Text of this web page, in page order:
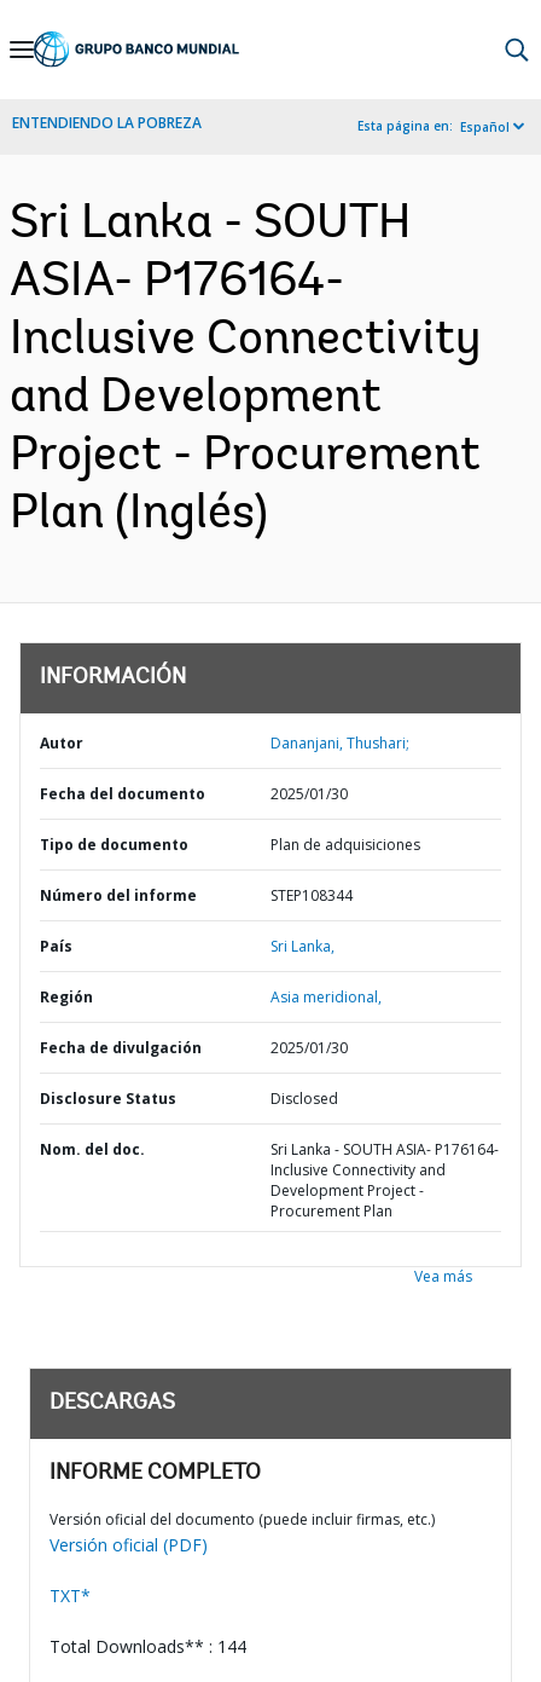
Skip
Navigation
ENTENDIENDO LA POBREZA Esta página en: Español
Sri Lanka - SOUTH
ASIA- P176164-
Inclusive Connectivity
and Development
Project - Procurement
Plan (Inglés)
INFORMACIÓN
Autor Dananjani, Thushari;
Fecha del documento 2025/01/30
Tipo de documento Plan de adquisiciones
Número del informe STEP108344
País Sri Lanka,
Región Asia meridional,
Fecha de divulgación 2025/01/30
Disclosure Status Disclosed
Nom. del doc.
Sri Lanka - SOUTH ASIA- P176164-
Inclusive Connectivity and
Development Project -
Procurement Plan
Vea más
DESCARGAS
INFORME COMPLETO
Versión oficial del documento (puede incluir firmas, etc.)
Versión oficial (PDF)
TXT*
Total Downloads** : 144